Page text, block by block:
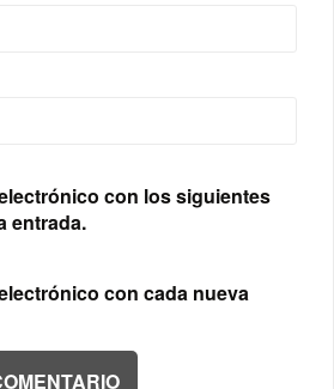
con los siguientes
entrada.
con cada nueva